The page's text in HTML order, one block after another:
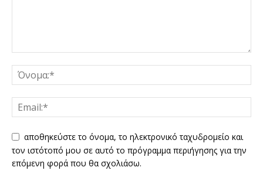
αποθηκεύστε το όνομα, το ηλεκτρονικό ταχυδρομείο και
τον ιστότοπό μου σε αυτό το πρόγραμμα περιήγησης για την
επόμενη φορά που θα σχολιάσω.